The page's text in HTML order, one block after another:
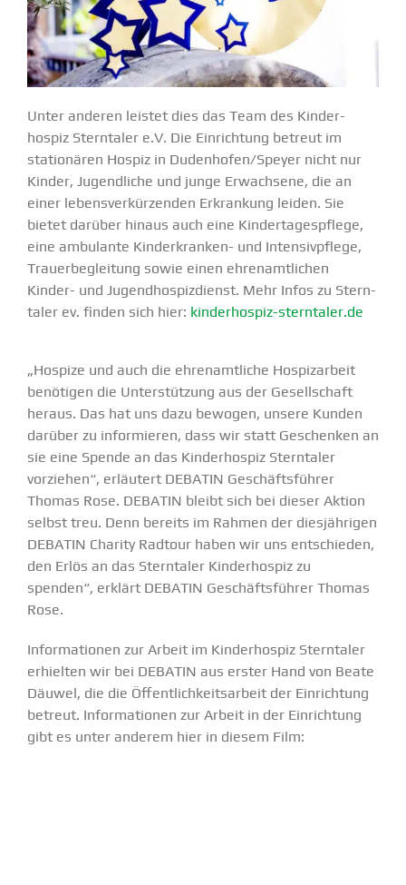
Unter anderen leistet dies das Team des Kinder­
hospiz Stern­taler e.V. Die Einrichtung betreut im
statio­nären Hospiz in Dudenhofen/Speyer nicht nur
Kinder, Jugend­liche und junge Erwachsene, die an
einer lebens­ver­kür­zenden Erkrankung leiden. Sie
bietet darüber hinaus auch eine Kinder­ta­ges­pflege,
eine ambulante Kinder­­kranken- und Inten­siv­pflege,
Trauer­be­gleitung sowie einen ehren­amt­lichen
Kinder- und Jugend­hos­piz­dienst. Mehr Infos zu Stern­
taler ev. finden sich hier: kinderhospiz-sterntaler.de
„Hospize und auch die ehren­amt­liche Hospiz­arbeit
benötigen die Unter­stützung aus der Gesell­schaft
heraus. Das hat uns dazu bewogen, unsere Kunden
darüber zu infor­mieren, dass wir statt Geschenken an
sie eine Spende an das Kinder­hospiz Stern­taler
vorziehen“, erläutert DEBATIN Geschäfts­führer
Thomas Rose. DEBATIN bleibt sich bei dieser Aktion
selbst treu. Denn bereits im Rahmen der diesjäh­rigen
DEBATIN Charity Radtour haben wir uns entschieden,
den Erlös an das Stern­taler Kinder­hospiz zu
spenden“, erklärt DEBATIN Geschäfts­führer Thomas
Rose.
Infor­ma­tionen zur Arbeit im Kinder­hospiz Stern­taler
erhielten wir bei DEBATIN aus erster Hand von Beate
Däuwel, die die Öffent­lich­keits­arbeit der Einrichtung
betreut. Infor­ma­tionen zur Arbeit in der Einrichtung
gibt es unter anderem hier in diesem Film: